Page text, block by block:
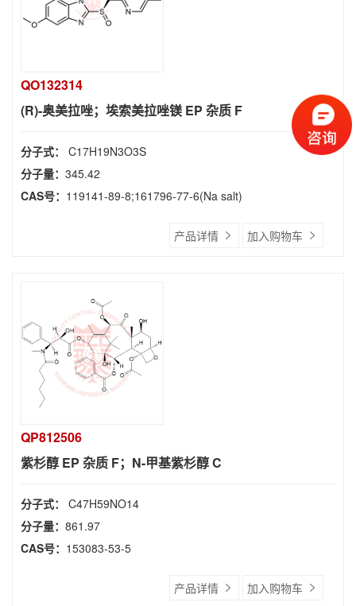
QO132314
(R)-奥美拉唑；埃索美拉唑镁 EP 杂质 F
分子式： C17H19N3O3S
分子量： 345.42
CAS号： 119141-89-8;161796-77-6(Na salt)
产品详情 加入购物车
QP812506
紫杉醇 EP 杂质 F；N-甲基紫杉醇 C
分子式： C47H59NO14
分子量： 861.97
CAS号： 153083-53-5
产品详情 加入购物车